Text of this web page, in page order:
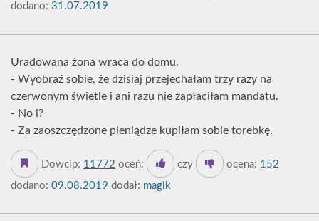
dodano: 31.07.2019
Uradowana żona wraca do domu.
- Wyobraź sobie, że dzisiaj przejechałam trzy razy na
czerwonym świetle i ani razu nie zapłaciłam mandatu.
- No i?
- Za zaoszczędzone pieniądze kupiłam sobie torebkę.
Dowcip: 11772 oceń: czy ocena: 152
dodano: 09.08.2019 dodał: magik